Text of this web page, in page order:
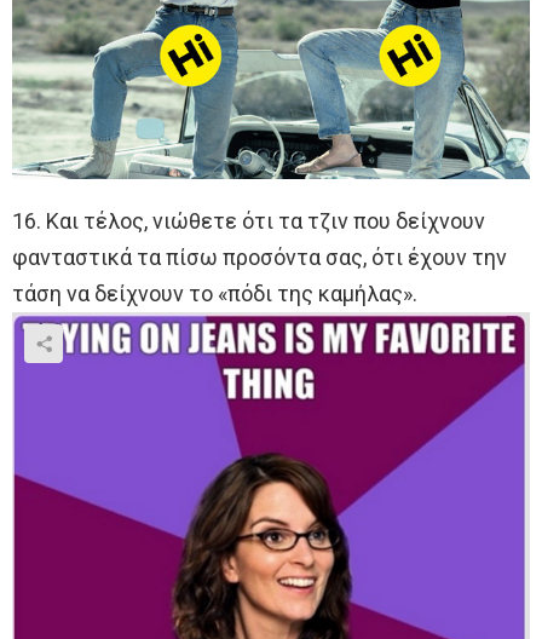
16. Και τέλος, νιώθετε ότι τα τζιν που δείχνουν
φανταστικά τα πίσω προσόντα σας, ότι έχουν την
τάση να δείχνουν το «πόδι της καμήλας».